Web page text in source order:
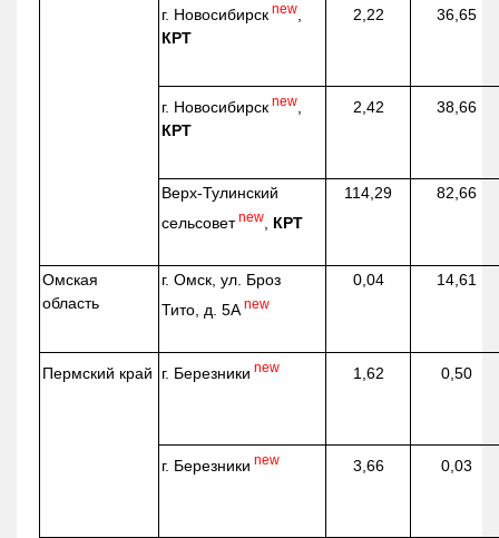
г. Новосибирск new
КРТ
2,22 36,65
г. Новосибирск new
КРТ
2,42 38,66
Верх-Тулинский
сельсовет new КРТ
114,29 82,66
Омская
область
г. Омск, ул. Броз
Тито, д. 5А new
0,04 14,61
Пермский край г. Березники new 1,62 0,50
г. Березники new 3,66 0,03